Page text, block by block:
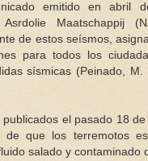
emitido en abril
Asrdolie Maatschappij
de estos seísmos,
para todos los
sísmicas (Peinado, M.
publicados el pasado 18
de que los terremotos
salado y contaminado